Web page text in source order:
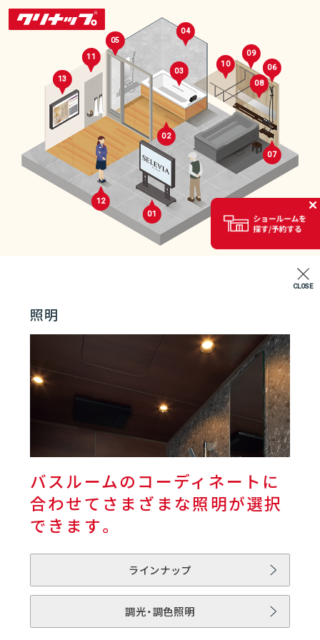
エントランス
バスルーム | SELEVIA
SELEVIAとは
03 浴槽
05 ドア
照明
バスルームのコーディネートに
合わせてさまざまな照明が選択
できます。
ラインナップ
調光・調色照明
CLOSE
01
07
セレクトルーム
01
02
03
04
05
06
07
08
09
10
11
12
13